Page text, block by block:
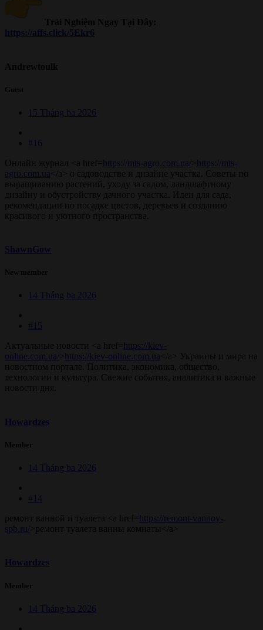
Trải Nghiệm Ngay Tại Đây:
https://affs.click/5Ekr6
Andrewtoulk
Guest
15 Tháng ba 2026
#16
Онлайн журнал <a href=
https://mts-agro.com.ua/
https://mts-
agro.com.ua </a> о садоводстве и дизайне участка. Советы по
выращиванию растений, уходу за садом, ландшафтному
дизайну и обустройству дачного участка. Идеи для сада,
рекомендации по посадке цветов, деревьев и созданию
красивого и уютного пространства.
ShawnGow
New member
14 Tháng ba 2026
#15
Актуальные новости <a href=
https://kiev-
online.com.ua/
https://kiev-online.com.ua </a> Украины и мира на
новостном портале. Политика, экономика, общество,
технологии и культура. Свежие события, аналитика и важные
новости дня.
Howardzes
Member
14 Tháng ba 2026
#14
ремонт ванной и туалета <a href=
https://remont-vannoy-
spb.ru/
>ремонт туалета ванны комнаты</a>
Howardzes
Member
14 Tháng ba 2026